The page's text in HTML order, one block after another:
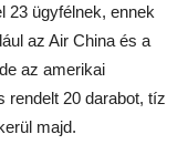
23 ügyfélnek, ennek
az Air China és a
az amerikai
rendelt 20 darabot, tíz
majd.